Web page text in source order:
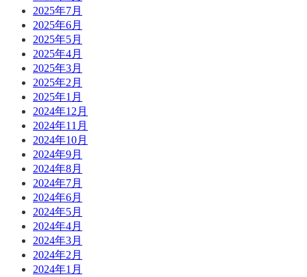
2025年7月
2025年6月
2025年5月
2025年4月
2025年3月
2025年2月
2025年1月
2024年12月
2024年11月
2024年10月
2024年9月
2024年8月
2024年7月
2024年6月
2024年5月
2024年4月
2024年3月
2024年2月
2024年1月